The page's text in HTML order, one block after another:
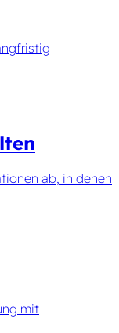
ab, in denen
mit